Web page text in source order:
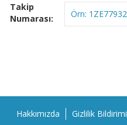
Takip
Numarası:
Hakkımızda Gizlilik Bildirimi